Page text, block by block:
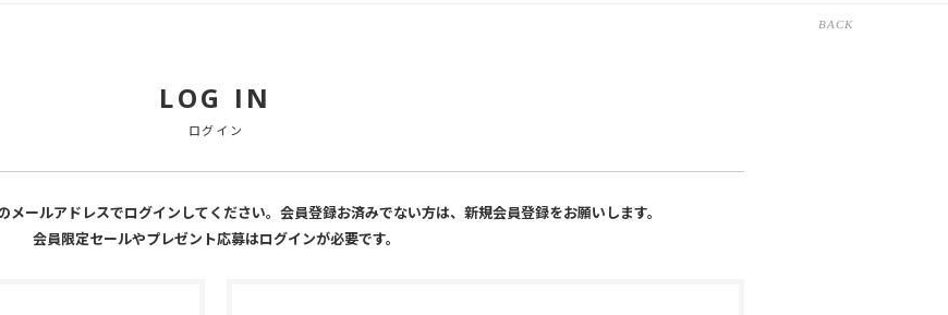
BACK
LOG IN
ログイン
ールアドレスでログインしてください。会員登録お済みでない方は、新規会員登録をお願いします。
会員限定セールやプレゼント応募はログインが必要です。